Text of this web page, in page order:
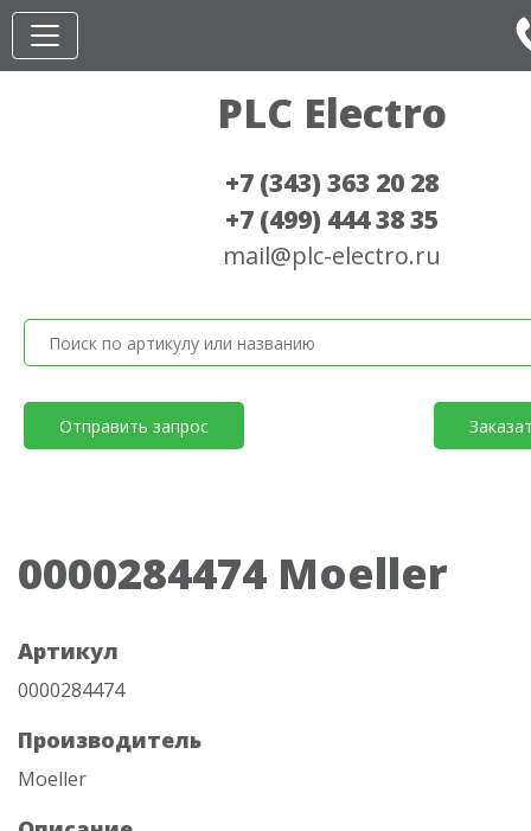
PLC Electro
+7 (343) 363 20 28
+7 (499) 444 38 35
mail@plc-electro.ru
Отправить запрос
0000284474 Moeller
Артикул
0000284474
Производитель
Moeller